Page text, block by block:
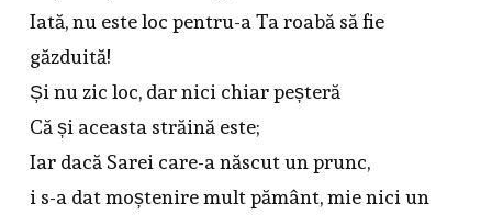
Iată, nu este loc pentru-a Ta roabă să fie
găzduită!
Și nu zic loc, dar nici chiar peșteră
Că și aceasta străină este;
Iar dacă Sarei care-a născut un prunc,
i s-a dat moștenire mult pământ, mie nici un